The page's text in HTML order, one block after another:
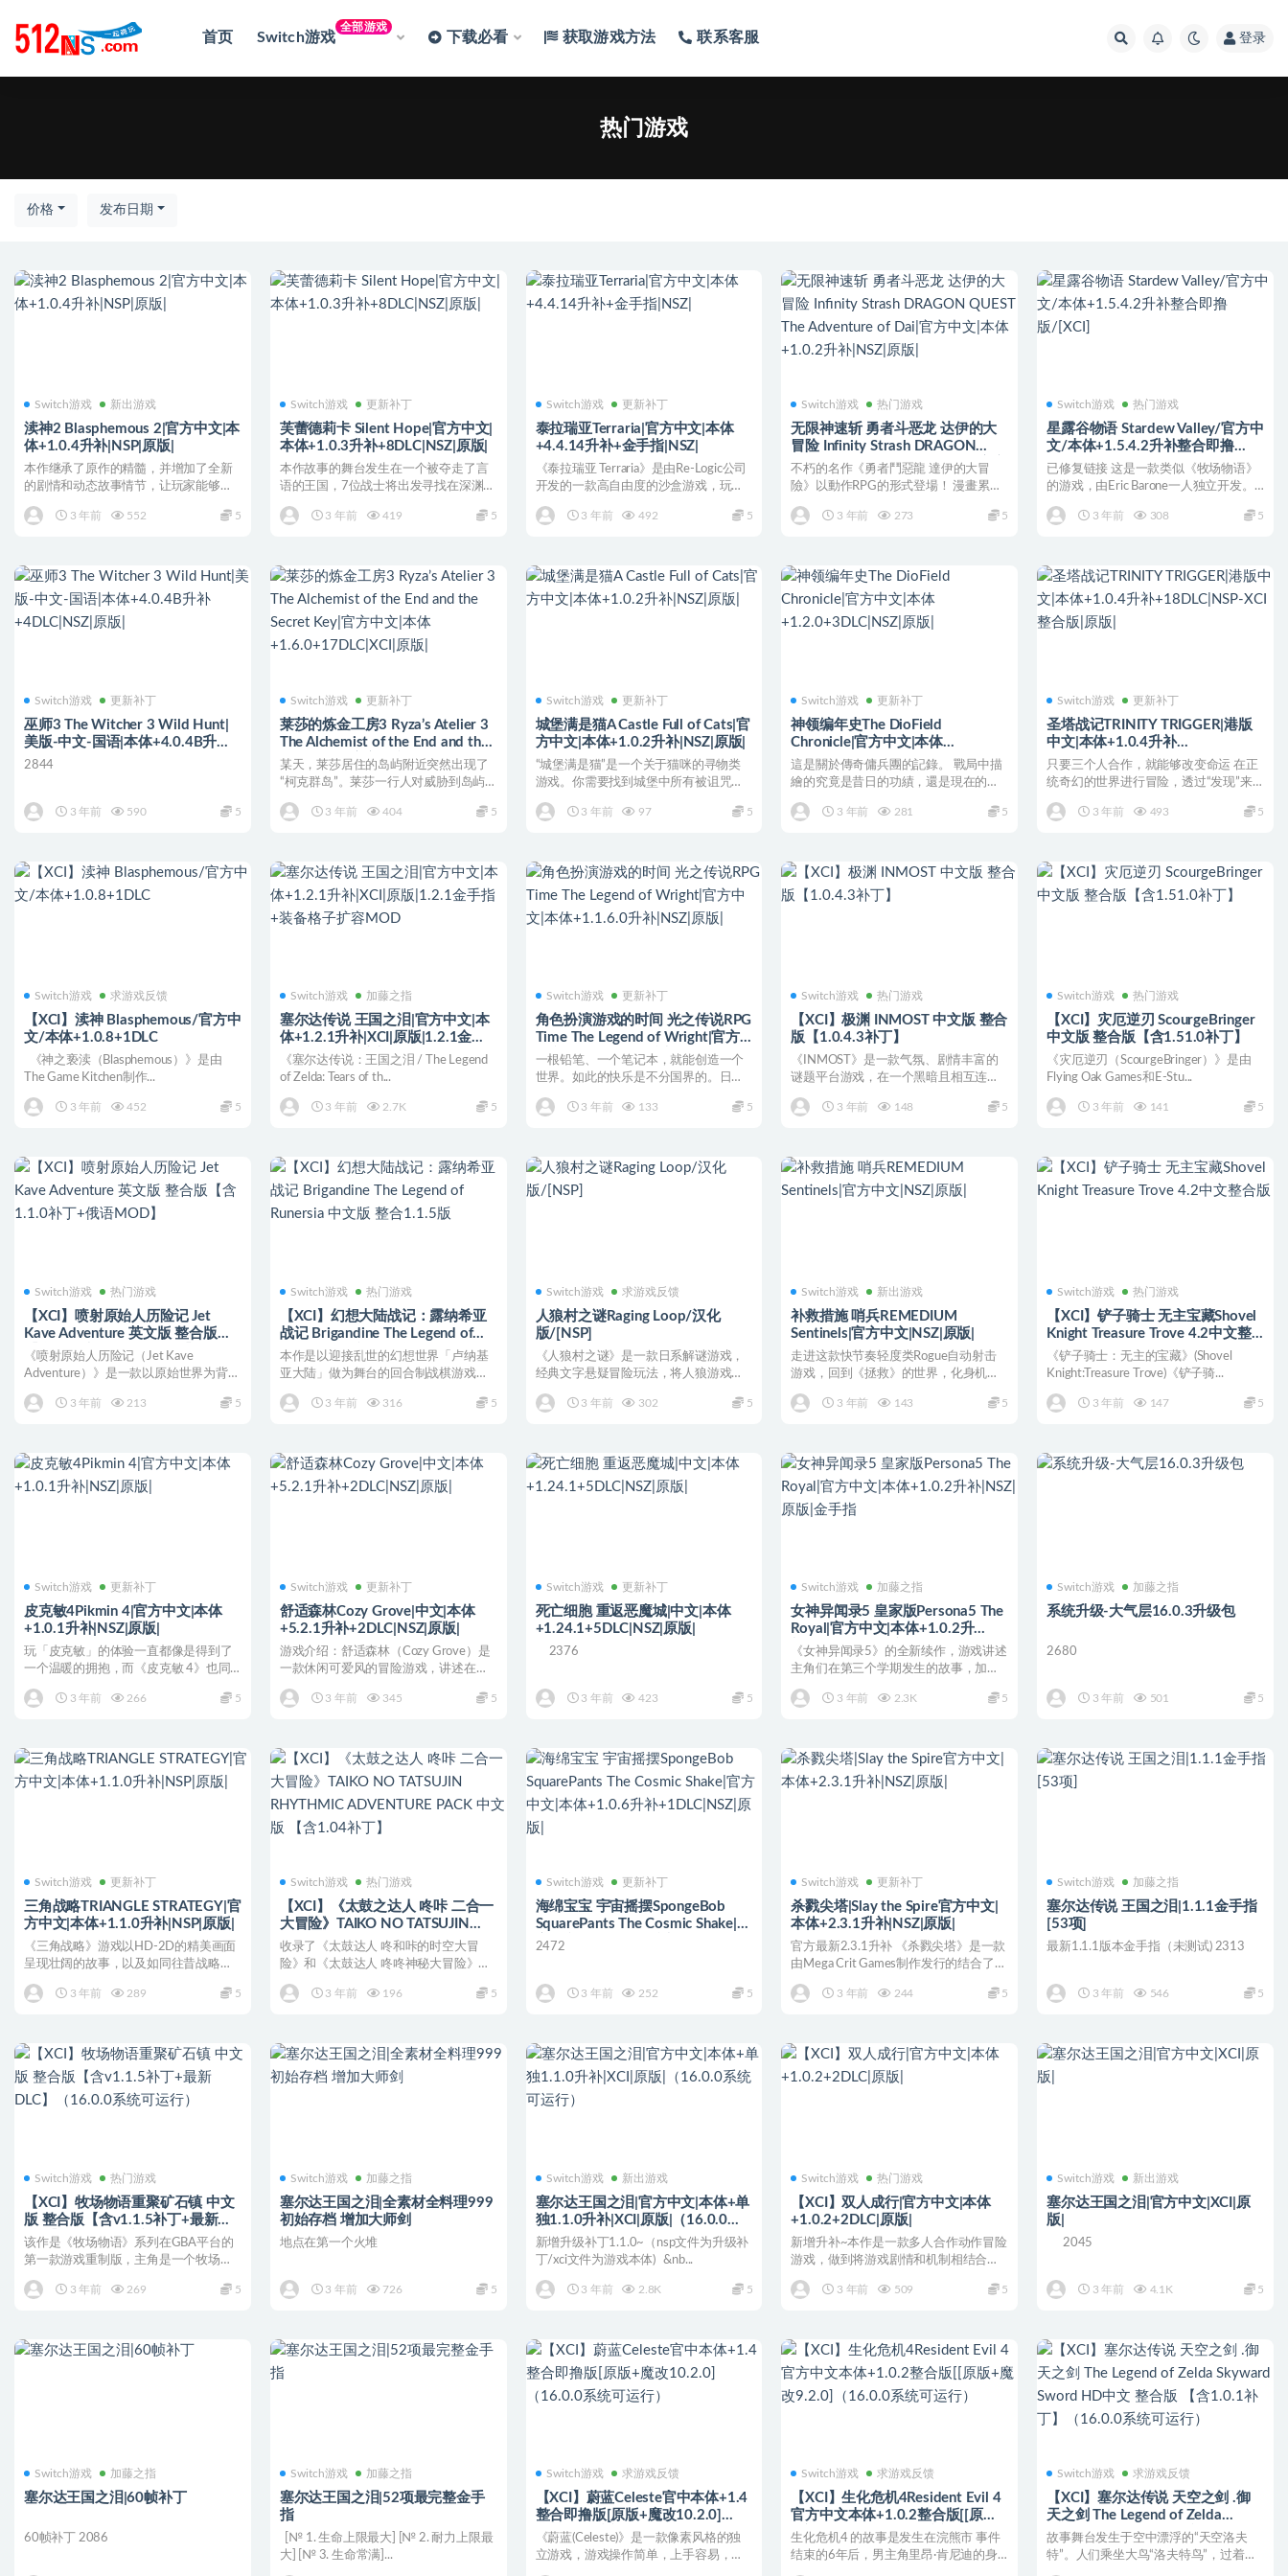
首页 Switch游戏
全部游戏
下载必看 获取游戏方法 联系客服 登录
热门游戏
价格 发布日期
Switch游戏 新出游戏
渎神2 Blasphemous 2|官方中文|本
体+1.0.4升补|NSP|原版|
本作继承了原作的精髓，并增加了全新
的剧情和动态故事情节，让玩家能够更
3 年前
552 5
Switch游戏 更新补丁
芙蕾德莉卡 Silent Hope|官方中文|
本体+1.0.3升补+8DLC|NSZ|原版|
本作故事的舞台发生在一个被夺走了言
语的王国，7位战士将出发寻找在深渊某
3 年前
419 5
Switch游戏 更新补丁
泰拉瑞亚Terraria|官方中文|本体
+4.4.14升补+金手指|NSZ|
《泰拉瑞亚 Terraria》是由Re-Logic公司
开发的一款高自由度的沙盒游戏，玩家
3 年前
492 5
Switch游戏 热门游戏
无限神速斩 勇者斗恶龙 达伊的大
冒险 Infinity Strash DRAGON
QUEST The Adventure of Dai|官方
中文|本体+1.0.2升补|NSZ|原版|
不朽的名作《勇者鬥惡龍 達伊的大冒
險》以動作RPG的形式登場！ 漫畫累計
3 年前
273 5
Switch游戏 热门游戏
星露谷物语 Stardew Valley/官方中
文/本体+1.5.4.2升补整合即撸
版/[XCI]
已修复链接 这是一款类似《牧场物语》
的游戏，由Eric Barone一人独立开发。
3 年前
308 5
Switch游戏 更新补丁
巫师3 The Witcher 3 Wild Hunt|
美版-中文-国语|本体+4.0.4B升补
+4DLC|NSZ|原版|
2844
3 年前 590 5
Switch游戏 更新补丁
莱莎的炼金工房3 Ryza’s Atelier 3
The Alchemist of the End and the
Secret Key|官方中文|本体
+1.6.0+17DLC|XCI|原版|
某天，莱莎居住的岛屿附近突然出现了
“柯克群岛”。莱莎一行人对威胁到岛屿
3 年前
404 5
Switch游戏 更新补丁
城堡满是猫A Castle Full of Cats|官
方中文|本体+1.0.2升补|NSZ|原版|
“城堡满是猫”是一个关于猫咪的寻物类
游戏。你需要找到城堡中所有被诅咒的
3 年前
97 5
Switch游戏 更新补丁
神领编年史The DioField
Chronicle|官方中文|本体
+1.2.0+3DLC|NSZ|原版|
這是關於傳奇傭兵團的記錄。 戰局中描
繪的究竟是昔日的功績，還是現在的勝
3 年前
281 5
Switch游戏 更新补丁
圣塔战记TRINITY TRIGGER|港版
中文|本体+1.0.4升补
+18DLC|NSP-XCI整合版|原版|
只要三个人合作，就能够改变命运 在正
统奇幻的世界进行冒险，透过“发现”来
3 年前
493 5
Switch游戏 求游戏反馈
【XCI】渎神 Blasphemous/官方中
文/本体+1.0.8+1DLC
《神之亵渎（Blasphemous）》是由
The Game Kitchen制作...
3 年前 452 5
Switch游戏 加藤之指
塞尔达传说 王国之泪|官方中文|本
体+1.2.1升补|XCI|原版|1.2.1金手
指+装备格子扩容MOD
《塞尔达传说：王国之泪 / The Legend
of Zelda: Tears of th...
3 年前 2.7K 5
Switch游戏 更新补丁
角色扮演游戏的时间 光之传说RPG
Time The Legend of Wright|官方
中文|本体+1.1.6.0升补|NSZ|原版|
一根铅笔、一个笔记本，就能创造一个
世界。如此的快乐是不分国界的。日本
3 年前
133 5
Switch游戏 热门游戏
【XCI】极渊 INMOST 中文版 整合
版【1.0.4.3补丁】
《INMOST》是一款气氛、剧情丰富的
谜题平台游戏，在一个黑暗且相互连结
3 年前
148 5
Switch游戏 热门游戏
【XCI】灾厄逆刃 ScourgeBringer
中文版 整合版【含1.51.0补丁】
《灾厄逆刃（ScourgeBringer）》是由
Flying Oak Games和E-Stu...
3 年前 141 5
Switch游戏 热门游戏
【XCI】喷射原始人历险记 Jet
Kave Adventure 英文版 整合版
【含1.1.0补丁+俄语MOD】
《喷射原始人历险记（Jet Kave
Adventure）》是一款以原始世界为背景
3 年前
213 5
Switch游戏 热门游戏
【XCI】幻想大陆战记：露纳希亚
战记 Brigandine The Legend of
Runersia 中文版 整合1.1.5版
本作是以迎接乱世的幻想世界「卢纳基
亚大陆」做为舞台的回合制战棋游戏。
3 年前
316 5
Switch游戏 求游戏反馈
人狼村之谜Raging Loop/汉化
版/[NSP]
《人狼村之谜》是一款日系解谜游戏，
经典文字悬疑冒险玩法，将人狼游戏与
3 年前
302 5
Switch游戏 新出游戏
补救措施 哨兵REMEDIUM
Sentinels|官方中文|NSZ|原版|
走进这款快节奏轻度类Rogue自动射击
游戏，回到《拯救》的世界，化身机械
3 年前
143 5
Switch游戏 热门游戏
【XCI】铲子骑士 无主宝藏Shovel
Knight Treasure Trove 4.2中文整
合版
《铲子骑士：无主的宝藏》(Shovel
Knight:Treasure Trove)《铲子骑...
3 年前 147 5
Switch游戏 更新补丁
皮克敏4Pikmin 4|官方中文|本体
+1.0.1升补|NSZ|原版|
玩「皮克敏」的体验一直都像是得到了
一个温暖的拥抱，而《皮克敏 4》也同
3 年前
266 5
Switch游戏 更新补丁
舒适森林Cozy Grove|中文|本体
+5.2.1升补+2DLC|NSZ|原版|
游戏介绍：舒适森林（Cozy Grove）是
一款休闲可爱风的冒险游戏，讲述在闹
3 年前
345 5
Switch游戏 更新补丁
死亡细胞 重返恶魔城|中文|本体
+1.24.1+5DLC|NSZ|原版|
2376
3 年前 423 5
Switch游戏 加藤之指
女神异闻录5 皇家版Persona5 The
Royal|官方中文|本体+1.0.2升
补|NSZ|原版|金手指
《女神异闻录5》的全新续作，游戏讲述
主角们在第三个学期发生的故事，加入
3 年前
2.3K 5
Switch游戏 加藤之指
系统升级-大气层16.0.3升级包
2680
3 年前 501 5
Switch游戏 更新补丁
三角战略TRIANGLE STRATEGY|官
方中文|本体+1.1.0升补|NSP|原版|
《三角战略》游戏以HD-2D的精美画面
呈现壮阔的故事，以及如同往昔战略游
3 年前
289 5
Switch游戏 热门游戏
【XCI】《太鼓之达人 咚咔 二合一
大冒险》TAIKO NO TATSUJIN
RHYTHMIC ADVENTURE PACK
中文版 【含1.04补丁】
收录了《太鼓达人 咚和咔的时空大冒
险》和《太鼓达人 咚咚神秘大冒险》，
3 年前
196 5
Switch游戏 更新补丁
海绵宝宝 宇宙摇摆SpongeBob
SquarePants The Cosmic Shake|官
方中文|本体+1.0.6升补
2472
3 年前 252 5
Switch游戏 更新补丁
杀戮尖塔|Slay the Spire官方中文|
本体+2.3.1升补|NSZ|原版|
官方最新2.3.1升补 《杀戮尖塔》是一款
由Mega Crit Games制作发行的结合了
3 年前
244 5
Switch游戏 加藤之指
塞尔达传说 王国之泪|1.1.1金手指
[53项]
最新1.1.1版本金手指（未测试) 2313
3 年前 546 5
Switch游戏 热门游戏
【XCI】牧场物语重聚矿石镇 中文
版 整合版【含v1.1.5补丁+最新
DLC】（16.0.0系统可运行）
该作是《牧场物语》系列在GBA平台的
第一款游戏重制版，主角是一个牧场
3 年前
269 5
Switch游戏 加藤之指
塞尔达王国之泪|全素材全料理999
初始存档 增加大师剑
地点在第一个火堆
3 年前 726 5
Switch游戏 新出游戏
塞尔达王国之泪|官方中文|本体+单
独1.1.0升补|XCI|原版|（16.0.0系
统可运行）
新增升级补丁1.1.0~（nsp文件为升级补
丁/xci文件为游戏本体) &nb...
3 年前 2.8K 5
Switch游戏 热门游戏
【XCI】双人成行|官方中文|本体
+1.0.2+2DLC|原版|
新增升补~本作是一款多人合作动作冒险
游戏，做到将游戏剧情和机制相结合。
3 年前
509 5
Switch游戏 新出游戏
塞尔达王国之泪|官方中文|XCI|原
版|
2045
3 年前 4.1K 5
Switch游戏 加藤之指
塞尔达王国之泪|60帧补丁
60帧补丁 2086
Switch游戏 加藤之指
塞尔达王国之泪|52项最完整金手
指
[№ 1. 生命上限最大] [№ 2. 耐力上限最
大] [№ 3. 生命常满]...
Switch游戏 求游戏反馈
【XCI】蔚蓝Celeste官中本体+1.4
整合即撸版[原版+魔改10.2.0]
（16.0.0系统可运行）
《蔚蓝(Celeste)》是一款像素风格的独
立游戏，游戏操作简单，上手容易，只
Switch游戏 求游戏反馈
【XCI】生化危机4Resident Evil 4
官方中文本体+1.0.2整合版[[原版
+魔改9.2.0]（16.0.0系统可运行）
生化危机4 的故事是发生在浣熊市 事件
结束的6年后，男主角里昂·肯尼迪的身
Switch游戏 求游戏反馈
【XCI】塞尔达传说 天空之剑 .御
天之剑 The Legend of Zelda
Skyward Sword HD中文 整合版
【含1.0.1补丁】（16.0.0系统可运
故事舞台发生于空中漂浮的“天空洛夫
特”。人们乘坐大鸟“洛夫特鸟”，过着于